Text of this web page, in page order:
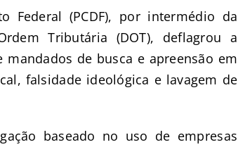
Federal (PCDF), por intermédio da
Tributária (DOT), deflagrou a
de busca e apreensão em
falsidade ideológica e lavagem de
baseado no uso de empresas